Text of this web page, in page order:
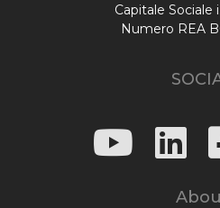
Capitale Sociale
Numero REA